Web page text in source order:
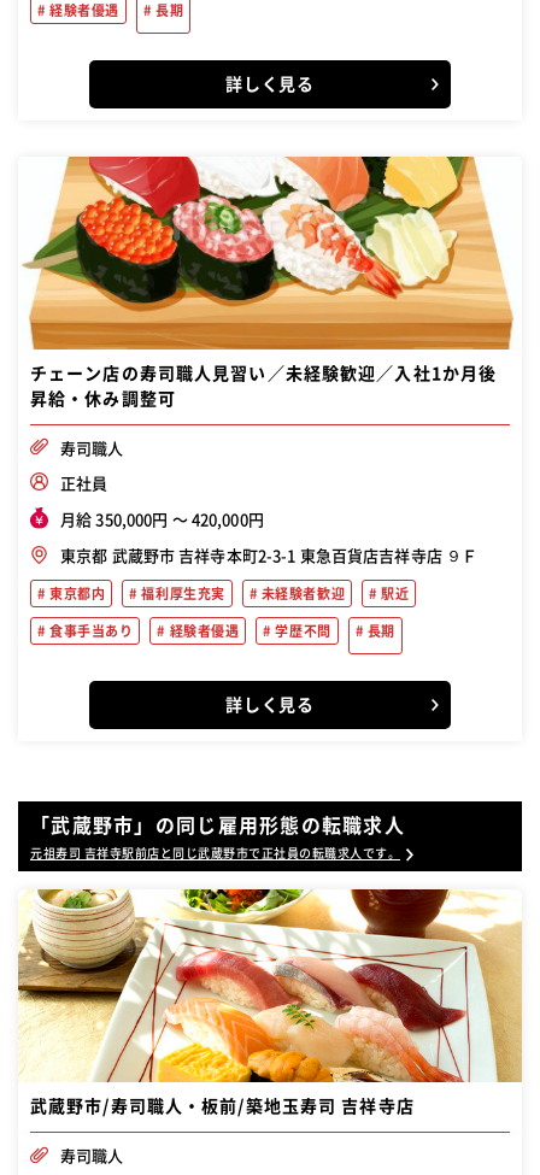
経験者優遇 長期
詳しく見る
チェーン店の寿司職人見習い／未経験歓迎／入社1か月後
昇給・休み調整可
寿司職人
正社員
月給 350,000円 〜 420,000円
東京都 武蔵野市 吉祥寺本町2-3-1 東急百貨店吉祥寺店 ９Ｆ
東京都内 福利厚生充実 未経験者歓迎 駅近
食事手当あり 経験者優遇 学歴不問 長期
詳しく見る
「武蔵野市」の同じ雇用形態の転職求人
元祖寿司 吉祥寺駅前店と同じ武蔵野市で正社員の転職求人です。
武蔵野市/寿司職人・板前/築地玉寿司 吉祥寺店
寿司職人